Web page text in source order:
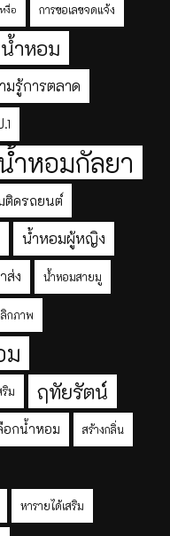
งื่อ การขอเลขจดแจ้ง
ำหอม
มรู้การตลาด
ำหอมกัลยา
ติดรถยนต์
น้ำหอมผู้หญิง
ส่ง น้ำหอมสายมู
กภาพ
ม
ริม ฤทัยรัตน์
อกน้ำหอม สร้างกลิ่น
หารายได้เสริม